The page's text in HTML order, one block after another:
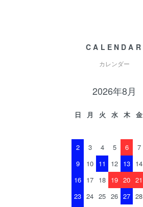
CALENDAR
カレンダー
2026年8月
日 月 火 水 木 金
2
3 4 5 6 7
9
10 11 12 13 14
16 17 18 19 20 21
23 24 25 26 27 28